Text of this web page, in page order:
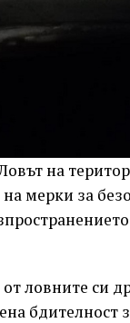
на
мерки за
ловните си
бдителност